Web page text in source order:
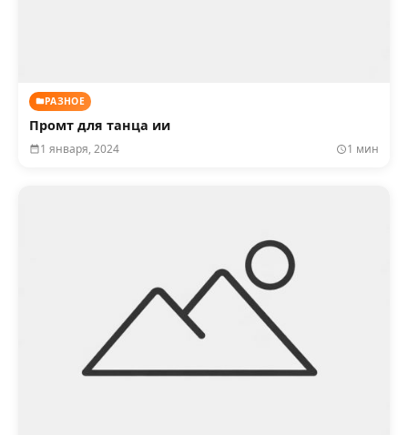
РАЗНОЕ
Промт для танца ии
1 января, 2024 1 мин